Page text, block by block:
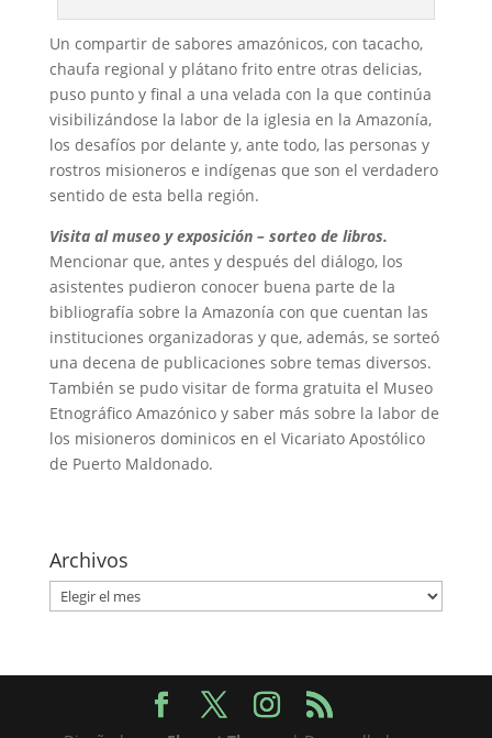
Un compartir de sabores amazónicos, con tacacho,
chaufa regional y plátano frito entre otras delicias,
puso punto y final a una velada con la que continúa
visibilizándose la labor de la iglesia en la Amazonía,
los desafíos por delante y, ante todo, las personas y
rostros misioneros e indígenas que son el verdadero
sentido de esta bella región.
Visita al museo y exposición – sorteo de libros.
Mencionar que, antes y después del diálogo, los
asistentes pudieron conocer buena parte de la
bibliografía sobre la Amazonía con que cuentan las
instituciones organizadoras y que, además, se sorteó
una decena de publicaciones sobre temas diversos.
También se pudo visitar de forma gratuita el Museo
Etnográfico Amazónico y saber más sobre la labor de
los misioneros dominicos en el Vicariato Apostólico
de Puerto Maldonado.
Archivos
Archivos